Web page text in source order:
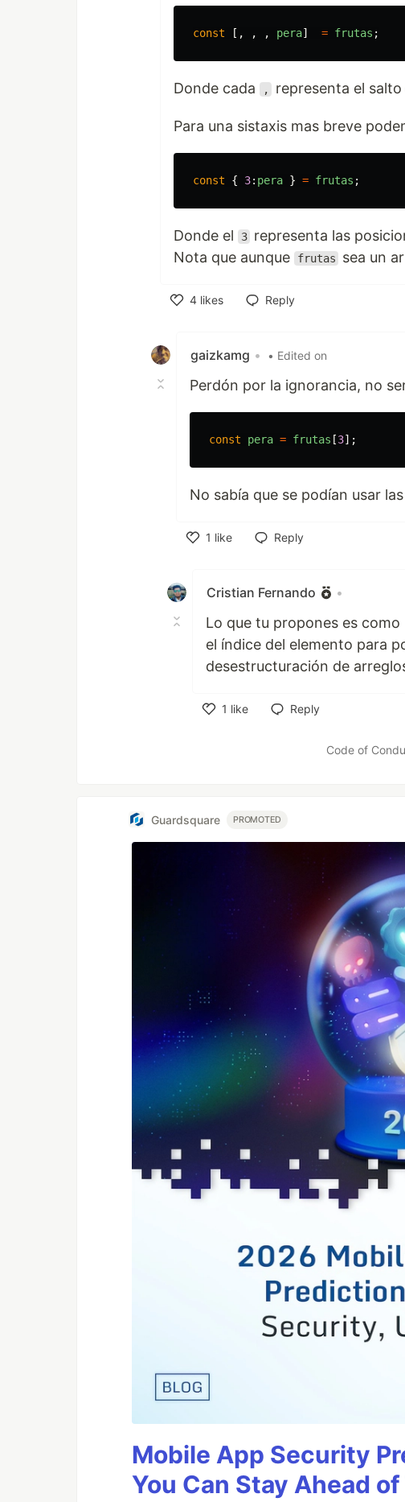
const [, , , pera] = frutas ;
Donde cada , representa el
Para una sistaxis mas breve
const { 3: pera } = frutas ;
Donde el 3 representa las
Nota que aunque
frutas sea un
4 likes
Reply
gaizkamg • • Edited on
Perdón por la ignorancia, no
const pera = frutas [3];
No sabía que se podían usar las
1 like
Reply
Cristian Fernando •
Lo que tu propones es
el índice del elemento para
desestructuración de
1 like
Reply
Code of
Guardsquare PROMOTED
Mobile App Security
You Can Stay Ahead